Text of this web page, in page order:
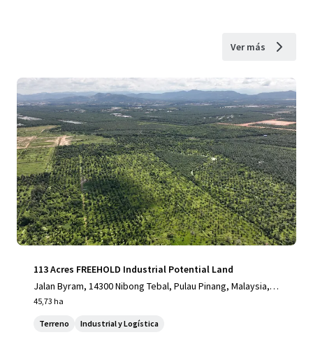
Ver más
113 Acres FREEHOLD Industrial Potential Land
Jalan Byram, 14300 Nibong Tebal, Pulau Pinang, Malaysia, Ni
bong Tebal, Pulau Pinang, 14300, MY
45,73 ha
Terreno Industrial y Logística